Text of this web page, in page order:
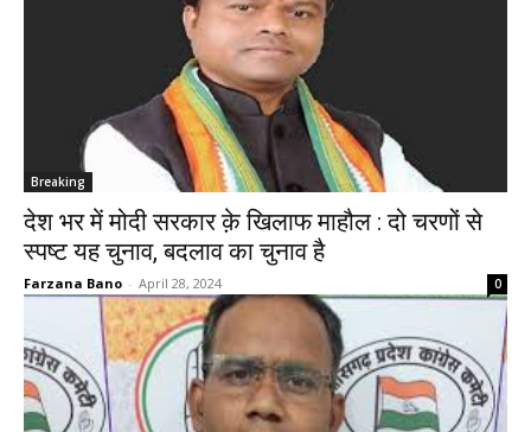
Breaking
देश भर में मोदी सरकार क़े खिलाफ माहौल : दो चरणों से
स्पष्ट यह चुनाव, बदलाव का चुनाव है
Farzana Bano - April 28, 2024 0